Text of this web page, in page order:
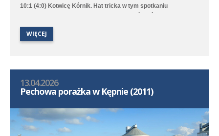
10:1 (4:0) Kotwicę Kórnik. Hat tricka w tym spotkaniu
skompletował Karol Marciniak. Drugi zespół, który rywalizuje w
WIĘCEJ
13.04.2026
Pechowa porażka w Kępnie (2011)